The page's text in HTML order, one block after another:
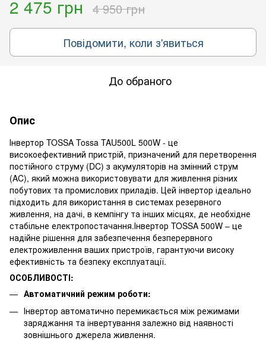
2 475 грн 4 950 грн
Повідомити, коли з'явиться
До обраного
Опис
Інвертор TOSSA Tossa TAU500L 500W - це
високоефективний пристрій, призначений для перетворення
постійного струму (DC) з акумуляторів на змінний струм
(AC), який можна використовувати для живлення різних
побутових та промислових приладів. Цей інвертор ідеально
підходить для використання в системах резервного
живлення, на дачі, в кемпінгу та інших місцях, де необхідне
стабільне електропостачання.Інвертор TOSSA 500W – це
надійне рішення для забезпечення безперервного
електроживлення ваших пристроїв, гарантуючи високу
ефективність та безпеку експлуатації.
ОСОБЛИВОСТІ:
Автоматичний режим роботи:
Інвертор автоматично перемикається між режимами
заряджання та інвертування залежно від наявності
зовнішнього джерела живлення.